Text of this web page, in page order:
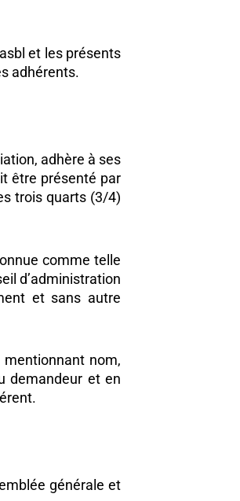
et les présents
adhérents.
adhère à ses
être présenté par
trois quarts (3/4)
comme telle
d’administration
et sans autre
mentionnant nom,
demandeur et en
générale et